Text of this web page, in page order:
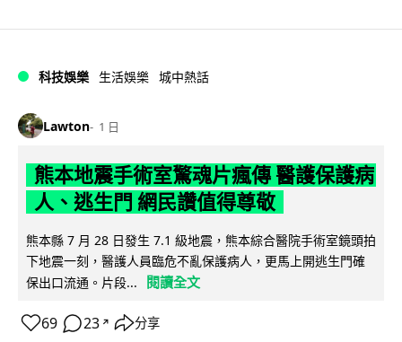
科技娛樂 生活娛樂 城中熱話
Lawton 1 日
熊本地震手術室驚魂片瘋傳 醫護保護病
人、逃生門 網民讚值得尊敬
熊本縣 7 月 28 日發生 7.1 級地震，熊本綜合醫院手術室鏡頭拍
下地震一刻，醫護人員臨危不亂保護病人，更馬上開逃生門確
保出口流通。片段...
閱讀全文
69 23 ↗ 分享